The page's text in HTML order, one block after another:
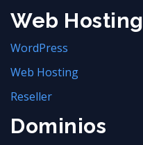
Web Hosting
WordPress
Web Hosting
Reseller
Dominios